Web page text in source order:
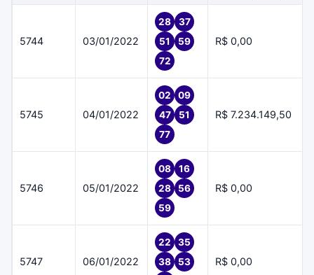
5744 03/01/2022
28
37
51
59
72
R$ 0,00
5745 04/01/2022
02
09
47
51
77
R$ 7.234.149,50
5746 05/01/2022
08
16
28
56
59
R$ 0,00
5747 06/01/2022
22
35
38
53
R$ 0,00